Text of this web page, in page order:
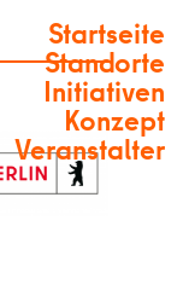
Startseite
Standorte
Initiativen
Konzept
Veranstalter